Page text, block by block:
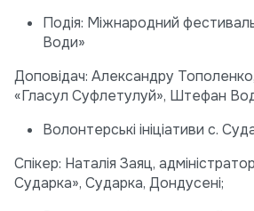
Подія: Міжнародний
Води»
Доповідач: Александру
«Гласул Суфлетулуй», Штефан
Волонтерські ініціативи с.
Спікер: Наталія Заяц,
Сударка», Сударка, Дондусені;